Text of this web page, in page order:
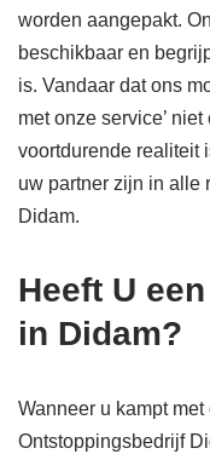
worden aangepakt.
beschikbaar en
is. Vandaar dat ons
met onze service’
voortdurende realiteit
uw partner zijn in alle
Didam.
Heeft U
in Didam?
Wanneer u kampt
Ontstoppingsbedrijf